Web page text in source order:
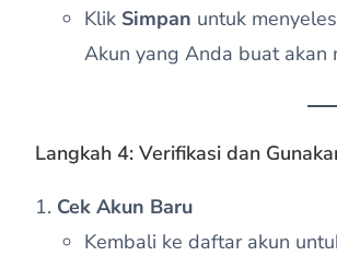
Klik Simpan untuk
Akun yang Anda buat akan
Langkah 4: Verifikasi dan
Cek Akun Baru
Kembali ke daftar akun